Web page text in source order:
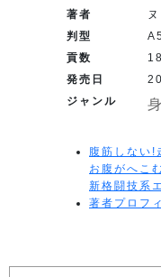
著者
判型
貢数
発売日
ジャンル
腹筋しない!
お腹がへこ
新格闘技系
著者プロフ